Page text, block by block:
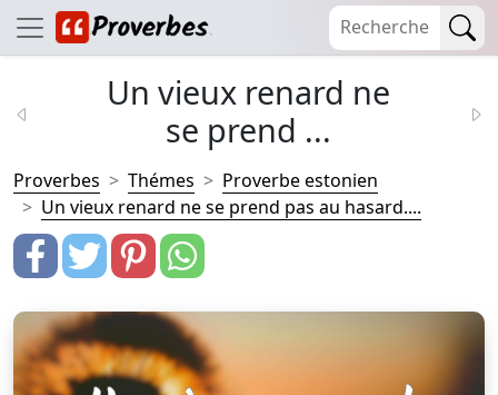
Un vieux renard ne
se prend ...
Proverbes Thémes
Proverbe estonien
Un vieux renard ne se prend pas au hasard....